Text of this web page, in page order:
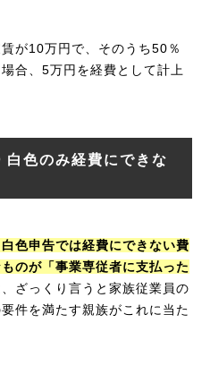
が10万円で、そのうち50％
合、5万円を経費として計上
色のみ経費にできな
色申告では経費にできない費
のが「事業専従者に支払った
ざっくり言うと家族従業員の
件を満たす親族がこれに当た